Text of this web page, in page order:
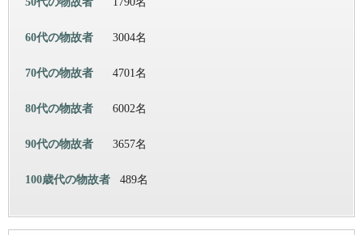
60代の物故者 3004名
70代の物故者 4701名
80代の物故者 6002名
90代の物故者 3657名
100歳代の物故者 489名